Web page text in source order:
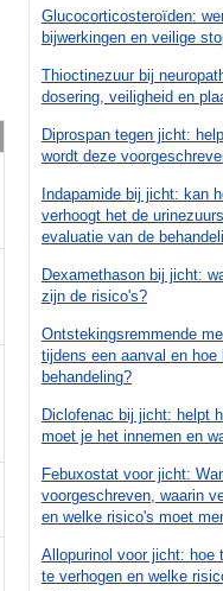
Glucocorticosteroïden:
bijwerkingen en veilige
Thioctinezuur bij
dosering, veiligheid en
Diprospan tegen jicht:
wordt deze
Indapamide bij jicht: kan
verhoogt het de
evaluatie van de
Dexamethason bij jicht:
zijn de risico's?
Ontstekingsremmende
tijdens een aanval en
behandeling?
Diclofenac bij jicht: helpt
moet je het innemen en
Febuxostat voor jicht:
voorgeschreven, waarin
en welke risico's moet
Allopurinol voor jicht: hoe
te verhogen en welke